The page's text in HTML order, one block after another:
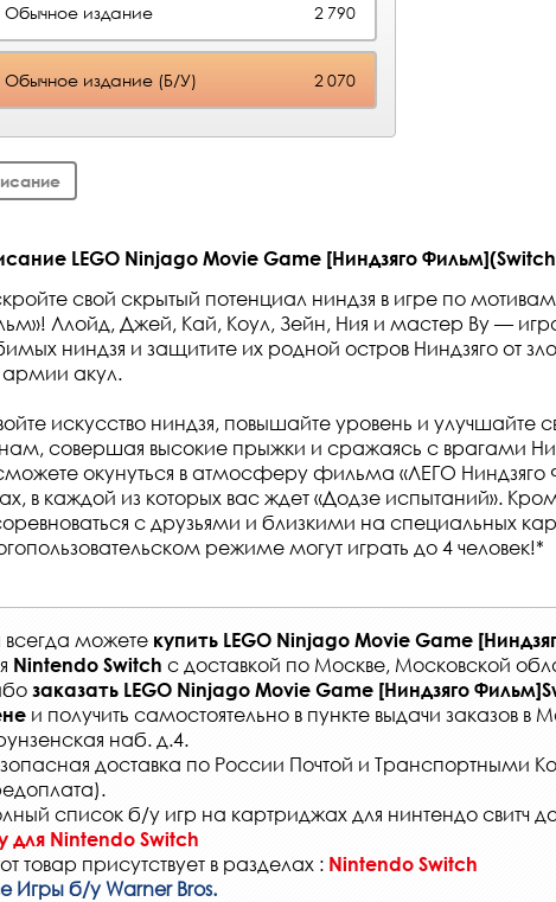
Обычное издание 2 790
Обычное издание (Б/У) 2 070
LEGO Ninjago Movie Game [Ниндзяго
свой скрытый потенциал ниндзя в игре по
Ллойд, Джей, Кай, Коул, Зейн, Ния и мастер Ву —
ниндзя и защитите их родной остров Ниндзяго от
армии акул.
искусство ниндзя, повышайте уровень и улучшайте
совершая высокие прыжки и сражаясь с врагами
окунуться в атмосферу фильма «ЛЕГО Ниндзяго
в каждой из которых вас ждет «Додзе испытаний».
с друзьями и близкими на специальных
режиме могут играть до 4 человек!*
всегда можете купить LEGO Ninjago Movie Game
Nintendo Switch с доставкой по Москве, Московской
заказать LEGO Ninjago Movie Game [Ниндзяго
и получить самостоятельно в пункте выдачи заказов в
наб. д.4.
доставка по России Почтой и Транспортными
список б/у игр на картриджах для нинтендо свитч
для Nintendo Switch
товар присутствует в разделах : Nintendo Switch
Игры б/у Warner Bros.